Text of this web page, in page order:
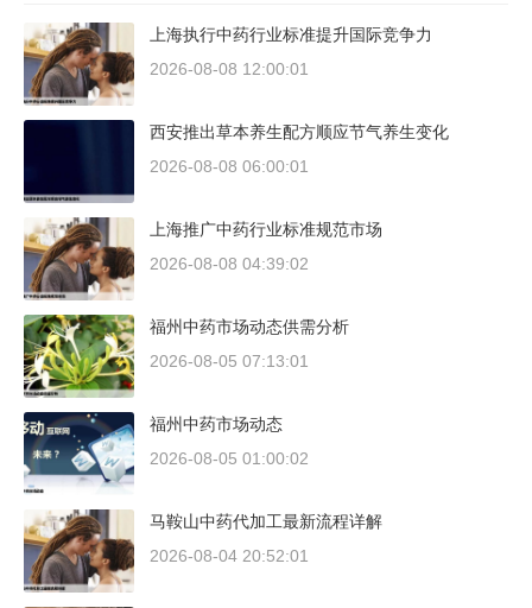
上海执行中药行业标准提升国际竞争力
2026-08-08 12:00:01
西安推出草本养生配方顺应节气养生变化
2026-08-08 06:00:01
上海推广中药行业标准规范市场
2026-08-08 04:39:02
福州中药市场动态供需分析
2026-08-05 07:13:01
福州中药市场动态
2026-08-05 01:00:02
马鞍山中药代加工最新流程详解
2026-08-04 20:52:01